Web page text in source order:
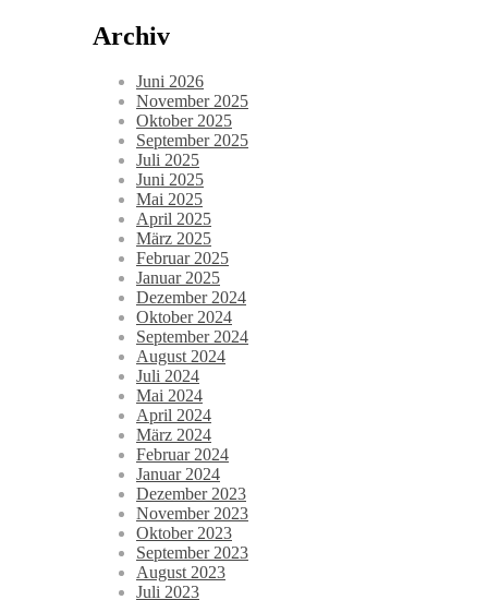
Archiv
Juni 2026
November 2025
Oktober 2025
September 2025
Juli 2025
Juni 2025
Mai 2025
April 2025
März 2025
Februar 2025
Januar 2025
Dezember 2024
Oktober 2024
September 2024
August 2024
Juli 2024
Mai 2024
April 2024
März 2024
Februar 2024
Januar 2024
Dezember 2023
November 2023
Oktober 2023
September 2023
August 2023
Juli 2023